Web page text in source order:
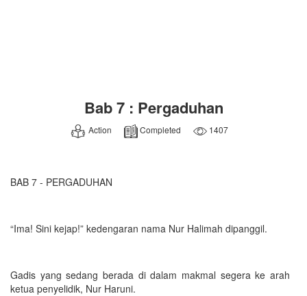
Bab 7 : Pergaduhan
Action Completed 1407
BAB 7 - PERGADUHAN
“Ima! Sini kejap!” kedengaran nama Nur Halimah dipanggil.
Gadis yang sedang berada di dalam makmal segera ke arah
ketua penyelidik, Nur Haruni.